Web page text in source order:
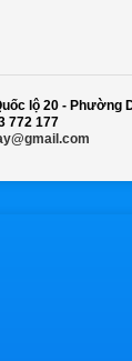
lộ 20 - Phường
772 177